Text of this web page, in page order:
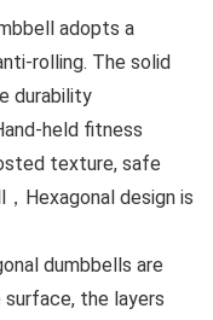
adopts a
rolling. The solid
durability
held fitness
texture, safe
Hexagonal design is
dumbbells are
the layers